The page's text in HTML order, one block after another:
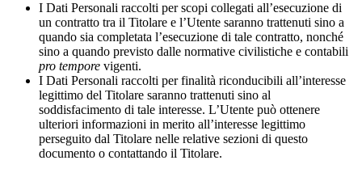
I Dati Personali raccolti per scopi collegati all’esecuzione di
un contratto tra il Titolare e l’Utente saranno trattenuti sino a
quando sia completata l’esecuzione di tale contratto, nonché
sino a quando previsto dalle normative civilistiche e contabili
pro tempore vigenti.
I Dati Personali raccolti per finalità riconducibili all’interesse
legittimo del Titolare saranno trattenuti sino al
soddisfacimento di tale interesse. L’Utente può ottenere
ulteriori informazioni in merito all’interesse legittimo
perseguito dal Titolare nelle relative sezioni di questo
documento o contattando il Titolare.